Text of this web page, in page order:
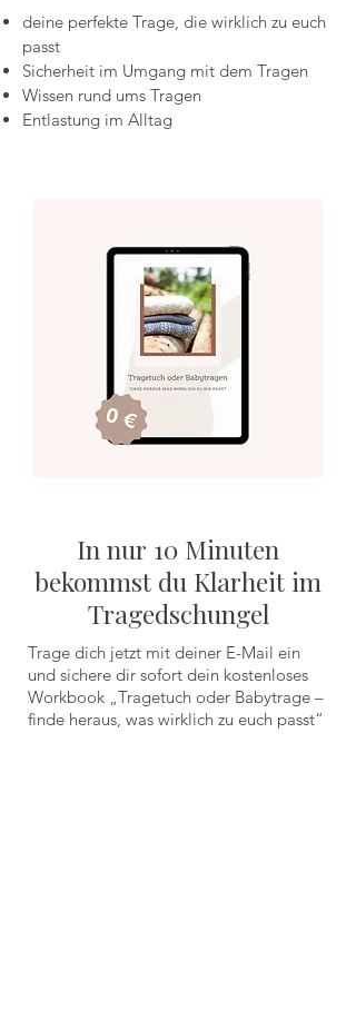
deine perfekte Trage, die wirklich zu euch
passt
Sicherheit im Umgang mit dem Tragen
Wissen rund ums Tragen
Entlastung im Alltag
In nur 10 Minuten
bekommst du Klarheit im
Tragedschungel
Trage dich jetzt mit deiner E-Mail ein
und sichere dir sofort dein kostenloses
Workbook „Tragetuch oder Babytrage –
finde heraus, was wirklich zu euch passt“